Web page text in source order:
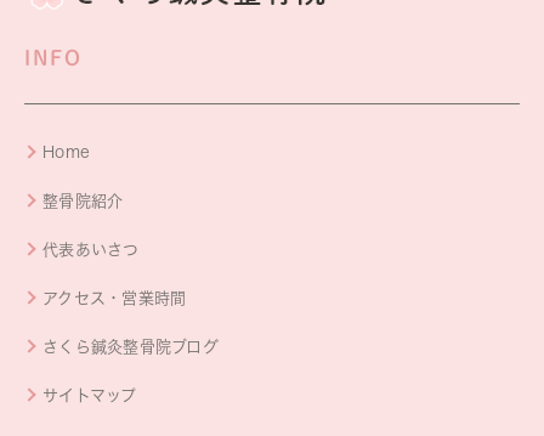
INFO
Home
整骨院紹介
代表あいさつ
アクセス・営業時間
さくら鍼灸整骨院ブログ
サイトマップ